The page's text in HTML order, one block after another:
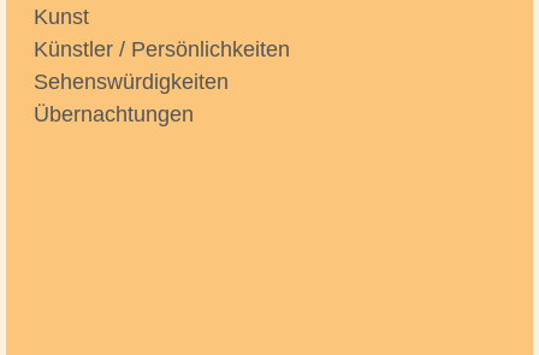
Kunst
Künstler / Persönlichkeiten
Sehenswürdigkeiten
Übernachtungen